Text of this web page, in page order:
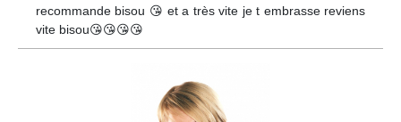
recommande bisou 😘 et a très vite je t embrasse reviens
vite bisou😘😘😘😘